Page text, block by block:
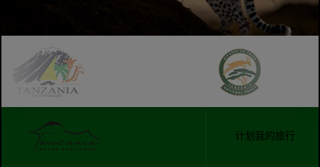
计划我的旅行